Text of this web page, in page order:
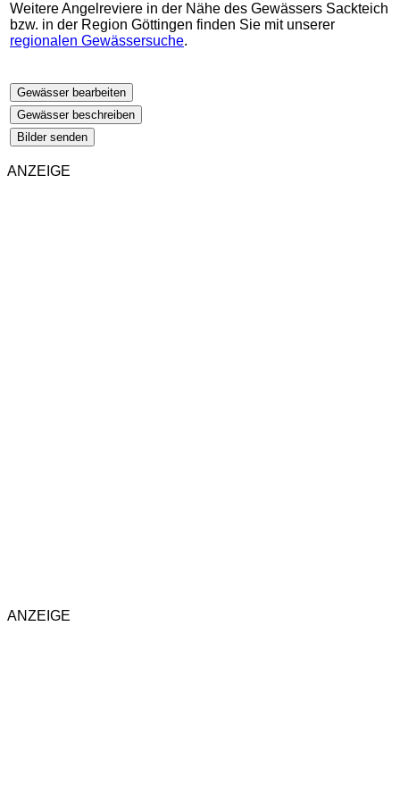
Weitere Angelreviere in der Nähe des Gewässers Sackteich
bzw. in der Region Göttingen finden Sie mit unserer
regionalen Gewässersuche.
Gewässer bearbeiten
Gewässer beschreiben
Bilder senden
ANZEIGE
ANZEIGE